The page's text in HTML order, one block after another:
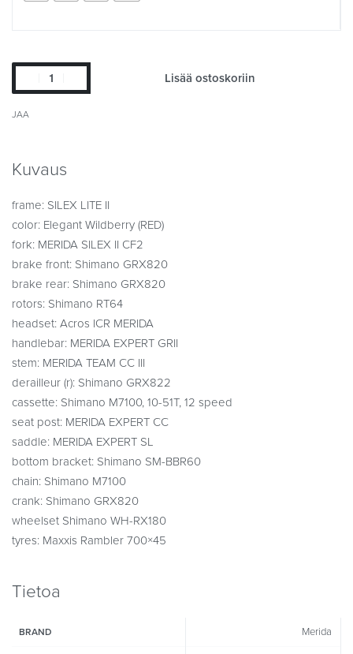
Lisää ostoskoriin
JAA
Kuvaus
frame: SILEX LITE II
color: Elegant Wildberry (RED)
fork: MERIDA SILEX II CF2
brake front: Shimano GRX820
brake rear: Shimano GRX820
rotors: Shimano RT64
headset: Acros ICR MERIDA
handlebar: MERIDA EXPERT GRII
stem: MERIDA TEAM CC III
derailleur (r): Shimano GRX822
cassette: Shimano M7100, 10-51T, 12 speed
seat post: MERIDA EXPERT CC
saddle: MERIDA EXPERT SL
bottom bracket: Shimano SM-BBR60
chain: Shimano M7100
crank: Shimano GRX820
wheelset Shimano WH-RX180
tyres: Maxxis Rambler 700×45
Tietoa
BRAND Merida